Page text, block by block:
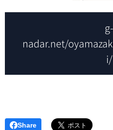
g-
nadar.net/
i/
Share